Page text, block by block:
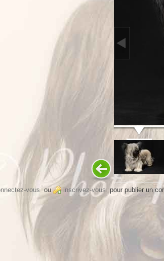
vous ou inscrivez-vous pour publier un